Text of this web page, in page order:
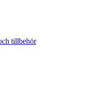
tillbehör